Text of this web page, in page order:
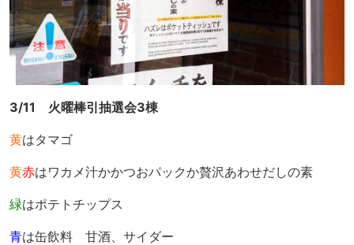
3/11 火曜棒引抽選会3棟
黄はタマゴ
黄赤はワカメ汁かかつおパックか贅沢あわせだしの素
緑はポテトチップス
青は缶飲料 甘酒、サイダー